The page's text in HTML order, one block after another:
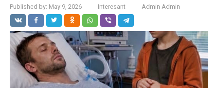
Published by: May 9, 2026 Interesant Admin Admin